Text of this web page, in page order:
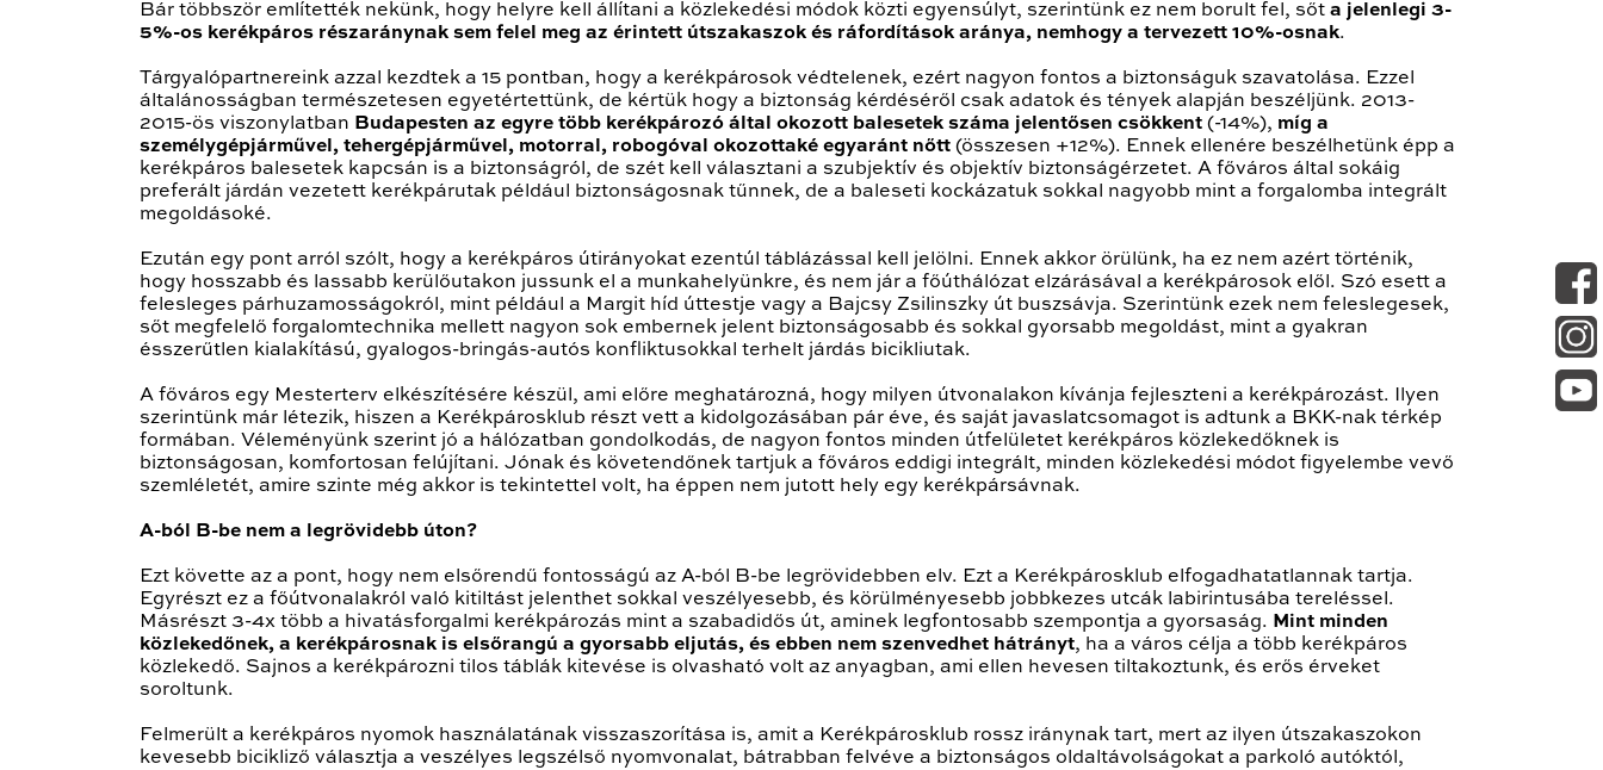
Bár többször említették nekünk, hogy helyre kell állítani a közlekedési módok közti egyensúlyt, szerintünk ez nem borult fel, sőt a jelenlegi 3-
5%-os kerékpáros részaránynak sem felel meg az érintett útszakaszok és ráfordítások aránya, nemhogy a tervezett 10%-osnak.
Tárgyalópartnereink azzal kezdtek a 15 pontban, hogy a kerékpárosok védtelenek, ezért nagyon fontos a biztonságuk szavatolása. Ezzel
általánosságban természetesen egyetértettünk, de kértük hogy a biztonság kérdéséről csak adatok és tények alapján beszéljünk. 2013-
2015-ös viszonylatban Budapesten az egyre több kerékpározó által okozott balesetek száma jelentősen csökkent (-14%), míg a
személygépjárművel, tehergépjárművel, motorral, robogóval okozottaké egyaránt nőtt (összesen +12%). Ennek ellenére beszélhetünk épp a
kerékpáros balesetek kapcsán is a biztonságról, de szét kell választani a szubjektív és objektív biztonságérzetet. A főváros által sokáig
preferált járdán vezetett kerékpárutak például biztonságosnak tűnnek, de a baleseti kockázatuk sokkal nagyobb mint a forgalomba integrált
megoldásoké.
Ezután egy pont arról szólt, hogy a kerékpáros útirányokat ezentúl táblázással kell jelölni. Ennek akkor örülünk, ha ez nem azért történik,
hogy hosszabb és lassabb kerülőutakon jussunk el a munkahelyünkre, és nem jár a főúthálózat elzárásával a kerékpárosok elől. Szó esett a
felesleges párhuzamosságokról, mint például a Margit híd úttestje vagy a Bajcsy Zsilinszky út buszsávja. Szerintünk ezek nem feleslegesek,
sőt megfelelő forgalomtechnika mellett nagyon sok embernek jelent biztonságosabb és sokkal gyorsabb megoldást, mint a gyakran
ésszerűtlen kialakítású, gyalogos-bringás-autós konfliktusokkal terhelt járdás bicikliutak.
A főváros egy Mesterterv elkészítésére készül, ami előre meghatározná, hogy milyen útvonalakon kívánja fejleszteni a kerékpározást. Ilyen
szerintünk már létezik, hiszen a Kerékpárosklub részt vett a kidolgozásában pár éve, és saját javaslatcsomagot is adtunk a BKK-nak térkép
formában. Véleményünk szerint jó a hálózatban gondolkodás, de nagyon fontos minden útfelületet kerékpáros közlekedőknek is
biztonságosan, komfortosan felújítani. Jónak és követendőnek tartjuk a főváros eddigi integrált, minden közlekedési módot figyelembe vevő
szemléletét, amire szinte még akkor is tekintettel volt, ha éppen nem jutott hely egy kerékpársávnak.
A-ból B-be nem a legrövidebb úton?
Ezt követte az a pont, hogy nem elsőrendű fontosságú az A-ból B-be legrövidebben elv. Ezt a Kerékpárosklub elfogadhatatlannak tartja.
Egyrészt ez a főútvonalakról való kitiltást jelenthet sokkal veszélyesebb, és körülményesebb jobbkezes utcák labirintusába tereléssel.
Másrészt 3-4x több a hivatásforgalmi kerékpározás mint a szabadidős út, aminek legfontosabb szempontja a gyorsaság. Mint minden
közlekedőnek, a kerékpárosnak is elsőrangú a gyorsabb eljutás, és ebben nem szenvedhet hátrányt, ha a város célja a több kerékpáros
közlekedő. Sajnos a kerékpározni tilos táblák kitevése is olvasható volt az anyagban, ami ellen hevesen tiltakoztunk, és erős érveket
soroltunk.
Felmerült a kerékpáros nyomok használatának visszaszorítása is, amit a Kerékpárosklub rossz iránynak tart, mert az ilyen útszakaszokon
kevesebb bicikliző választja a veszélyes legszélső nyomvonalat, bátrabban felvéve a biztonságos oldaltávolságokat a parkoló autóktól,